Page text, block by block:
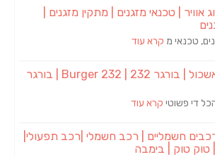
אוויר | טכנאי מזגנים | מתקין מזגנים |
טכנאי מ קרא עוד
בורגר באשכול | בורגר 232 | Burger 232 | בורגר
די פשוטי קרא עוד
חשמליים | רכב חשמלי |רכב תפעולי|
טוק טוק | בימבה